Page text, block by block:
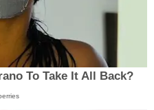
To Take It All Back?